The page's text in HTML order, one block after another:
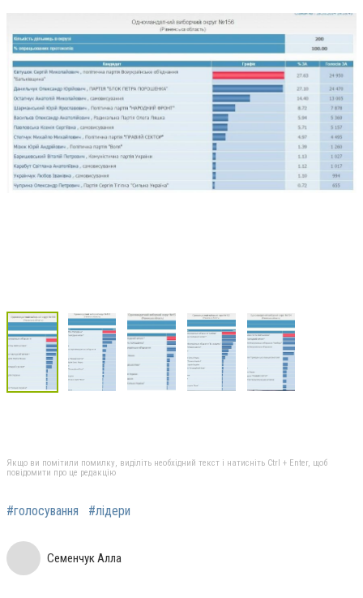
Якщо ви помітили помилку, виділіть необхідний текст і натисніть Ctrl + Enter, щоб
повідомити про це редакцію
#голосування #лідери
Семенчук Алла